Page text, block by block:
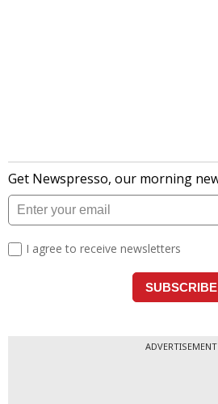
ADVERTISEMENT